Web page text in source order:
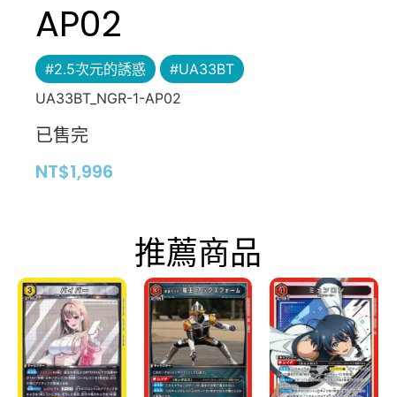
AP02
#2.5次元的誘惑
#UA33BT
UA33BT_NGR-1-AP02
已售完
NT$1,996
推薦商品